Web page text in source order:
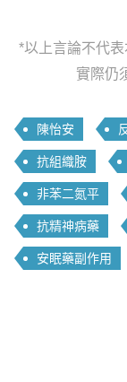
*以上言論不代
實際仍
陳怡安
抗組織胺
非苯二氮平
抗精神病藥
安眠藥副作用